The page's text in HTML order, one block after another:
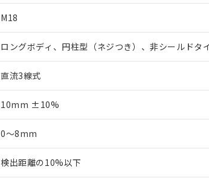
M18
ロングボディ、円柱型（ネジつき）、非シールドタ
直流3線式
10mm ±10%
0～8mm
検出距離の10%以下